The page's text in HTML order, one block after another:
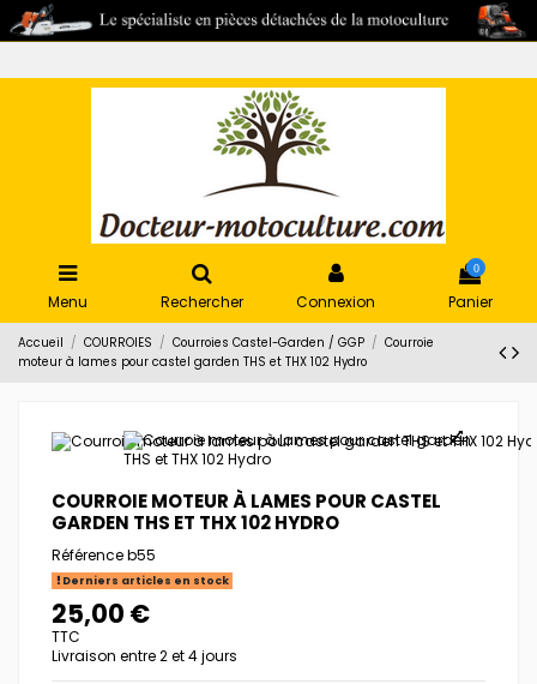
Menu Rechercher Connexion
0
Panier
Accueil COURROIES Courroies Castel-Garden / GGP
Courroie
moteur à lames pour castel garden THS et THX 102 Hydro
COURROIE MOTEUR À LAMES POUR CASTEL
GARDEN THS ET THX 102 HYDRO
Référenceb55
Derniers articles en stock
25,00 €
TTC
Livraison entre 2 et 4 jours